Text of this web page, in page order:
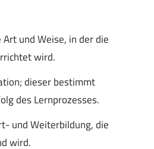
und Weise, in der die
wird.
dieser bestimmt
des Lernprozesses.
und Weiterbildung, die
wird.